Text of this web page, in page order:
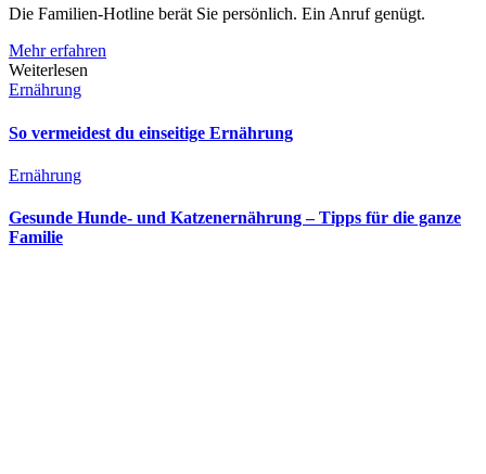
Die Familien-Hotline berät Sie persönlich. Ein Anruf genügt.
Mehr erfahren
Weiterlesen
Ernährung
So vermeidest du einseitige Ernährung
Ernährung
Gesunde Hunde- und Katzenernährung – Tipps für die ganze
Familie